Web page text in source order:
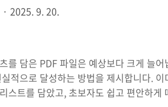
2025. 9. 20.
를 담은 PDF 파일은 예상보다 크게 늘
적으로 달성하는 방법을 제시합니다.
스트를 담았고, 초보자도 쉽고 편안하게